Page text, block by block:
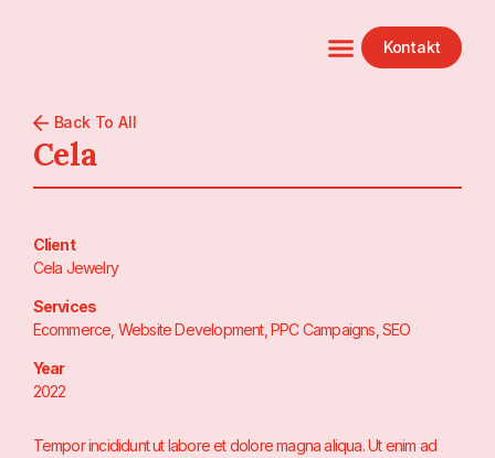
Kontakt
Back To All
Cela
Client
Cela Jewelry
Services
Ecommerce, Website Development, PPC Campaigns, SEO
Year
2022
Tempor incididunt ut labore et dolore magna aliqua. Ut enim ad